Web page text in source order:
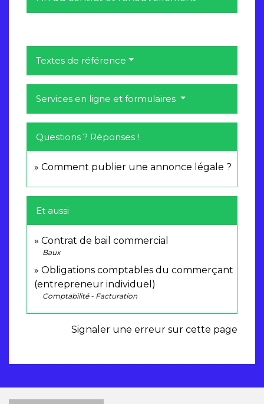
Textes de référence
Services en ligne et formulaires
Questions ? Réponses !
Comment publier une annonce légale ?
Et aussi
Contrat de bail commercial
Baux
Obligations comptables du commerçant
(entrepreneur individuel)
Comptabilité - Facturation
Signaler une erreur sur cette page